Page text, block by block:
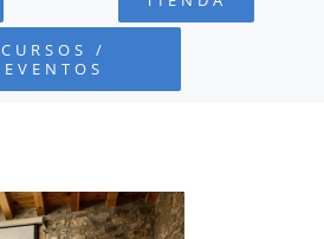
CURSOS /
EVENTOS